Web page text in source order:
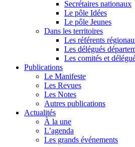
Secrétaires nationaux
Le pôle Idées
Le pôle Jeunes
Dans les territoires
Les référents
Les délégués
Les comités et
Publications
Le Manifeste
Les Revues
Les Notes
Autres publications
Actualités
À la une
L’agenda
Les grands événements